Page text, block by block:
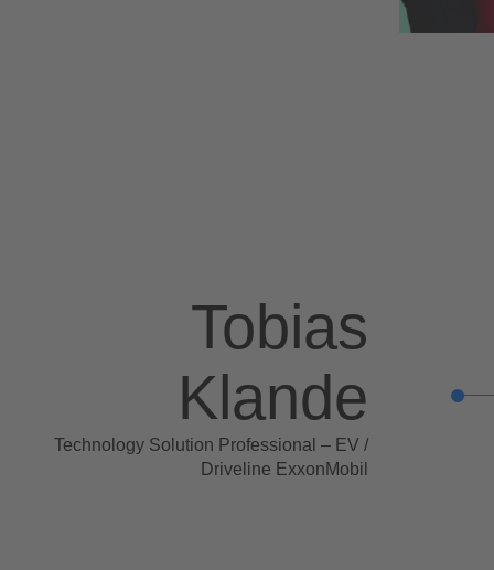
Tobias
Klande
Technology Solution Professional – EV /
Driveline ExxonMobil